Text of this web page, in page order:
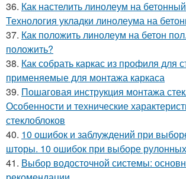
36. Как настелить линолеум на
Технология укладки линолеума на
37. Как положить линолеум на бетон
положить?
38. Как собрать каркас из профиля для
применяемые для монтажа каркаса
39. Пошаговая инструкция монтажа
Особенности и технические
стеклоблоков
40. 10 ошибок и заблуждений при
шторы. 10 ошибок при выборе
41. Выбор водосточной системы: